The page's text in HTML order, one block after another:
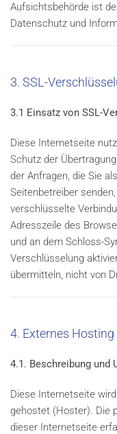
Aufsichtsbehörde ist
Datenschutz und
3. SSL-
3.1 Einsatz von SSL-
Diese Internetseite
Schutz der
der Anfragen, die Sie
Seitenbetreiber
verschlüsselte
Adresszeile des
und an dem Schloss-
Verschlüsselung
übermitteln, nicht von
4. Externes Hosting
4.1. Beschreibung und
Diese Internetseite
gehostet (Hoster). Die
dieser Internetseite